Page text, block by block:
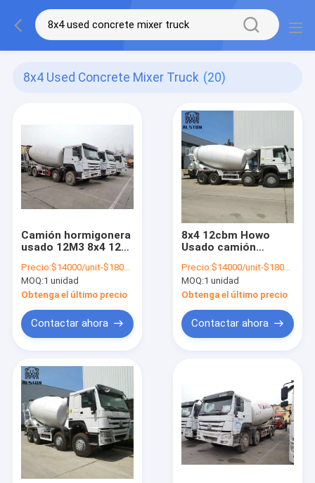
8x4 Used Concrete Mixer Truck (20)
Camión hormigonera
usado 12M3 8x4 12
Precio:$14000/unit-$18000/unit
MOQ:1 unidad
Obtenga el último precio
Contactar ahora
8x4 12cbm Howo
Usado camión
hormigón con bomba
Precio:$14000/unit-$18000/unit
MOQ:1 unidad
Obtenga el último precio
Contactar ahora